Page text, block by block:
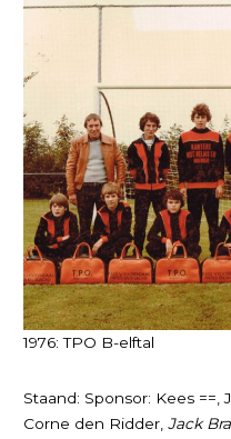
1976: TPO B-elftal
Staand: Sponsor: Kees ==,
Corne den Ridder,Jack